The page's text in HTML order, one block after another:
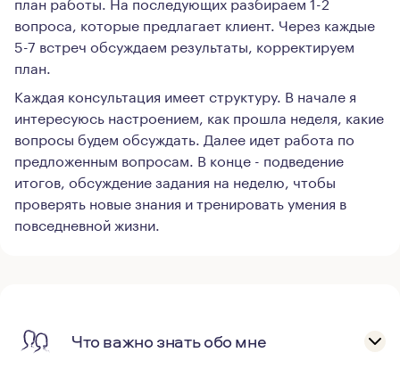
вопроса, которые предлагает клиент. Через каждые
5-7 встреч обсуждаем результаты, корректируем
план.
Каждая консультация имеет структуру. В начале я
интересуюсь настроением, как прошла неделя, какие
вопросы будем обсуждать. Далее идет работа по
предложенным вопросам. В конце - подведение
итогов, обсуждение задания на неделю, чтобы
проверять новые знания и тренировать умения в
повседневной жизни.
Что важно знать обо мне